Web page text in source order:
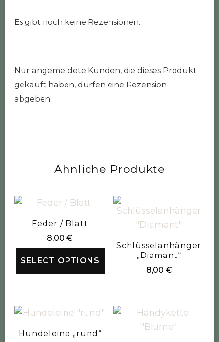
Es gibt noch keine Rezensionen.
Nur angemeldete Kunden, die dieses Produkt
gekauft haben, dürfen eine Rezension
abgeben.
Ähnliche Produkte
Feder / Blatt
8,00€
SELECT OPTIONS
Schlüsselanhänger
„Diamant“
8,00 €
Hundeleine „rund“